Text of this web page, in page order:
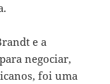
e a
negociar,
foi uma